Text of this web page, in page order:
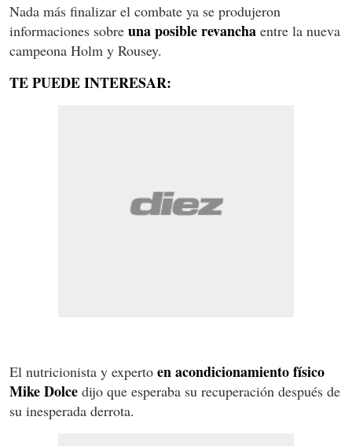
Nada más finalizar el combate ya se produjeron
informaciones sobre una posible revancha entre la nueva
campeona Holm y Rousey.
TE PUEDE INTERESAR:
El nutricionista y experto en acondicionamiento físico
Mike Dolce dijo que esperaba su recuperación después de
su inesperada derrota.